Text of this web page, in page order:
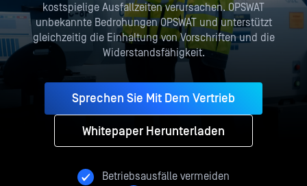
kostspielige Ausfallzeiten verursachen. OPSWAT
unbekannte Bedrohungen OPSWAT und unterstützt
gleichzeitig die Einhaltung von Vorschriften und die
Widerstandsfähigkeit.
Sprechen Sie Mit Dem Vertrieb
Whitepaper Herunterladen
Betriebsausfälle vermeiden